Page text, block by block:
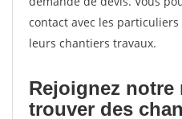
contact avec les
leurs chantiers travaux.
Rejoignez notre
trouver des